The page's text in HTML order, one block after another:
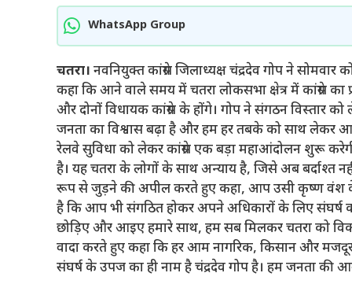
WhatsApp Group
चतरा। नवनियुक्त कांग्रेस जिलाध्यक्ष चंद्रदेव गोप ने
कहा कि आने वाले समय में चतरा लोकसभा क्षेत्र में कांग्रेस का
और दोनों विधायक कांग्रेस के होंगे। गोप ने संगठन विस्तार
जनता का विश्वास बढ़ा है और हम हर तबके को साथ लेकर
रेलवे सुविधा को लेकर कांग्रेस एक बड़ा महाआंदोलन शुरू
है। यह चतरा के लोगों के साथ अन्याय है, जिसे अब बर्दाश्त
रूप से जुड़ने की अपील करते हुए कहा, आप उसी कृष्ण वंश के
है कि आप भी संगठित होकर अपने अधिकारों के लिए संघर्ष
छोड़िए और आइए हमारे साथ, हम सब मिलकर चतरा को
वादा करते हुए कहा कि हर आम नागरिक, किसान और
संघर्ष के उपज का ही नाम है चंद्रदेव गोप है। हम जनता की